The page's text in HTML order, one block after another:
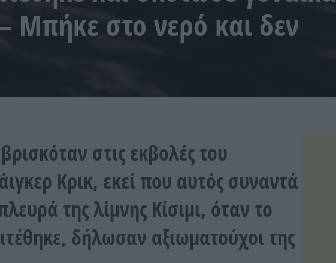
Μπήκε στο νερό και δεν
στις εκβολές του
Κρικ, εκεί που αυτός συναντά
της λίμνης Κίσιμι, όταν το
δήλωσαν αξιωματούχοι της